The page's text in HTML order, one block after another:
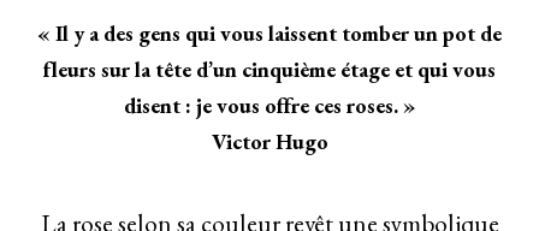
« Il y a des gens qui vous laissent tomber un pot de
fleurs sur la tête d’un cinquième étage et qui vous
disent : je vous offre ces roses. »
Victor Hugo
La rose selon sa couleur revêt une symbolique